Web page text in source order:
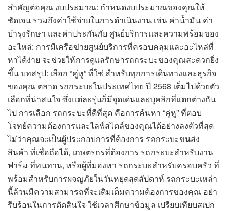
สำคัญต่อคุณ งบประมาณ: กำหนดงบประมาณของคุณให้
ชัดเจน รวมถึงค่าใช้จ่ายในการดำเนินงาน เช่น ค่าน้ำมัน ค่า
บำรุงรักษา และค่าประกันภัย ศูนย์บริการและความพร้อมของ
อะไหล่: การมีเครือข่ายศูนย์บริการที่ครอบคลุมและอะไหล่ที่
หาได้ง่าย จะช่วยให้การดูแลรักษารถกระบะของคุณสะดวกยิ่ง
ขึ้น บทสรุป: เลือก “คู่หู” ที่ใช่ สำหรับทุกการเดินทางและธุรกิจ
ของคุณ ตลาด รถกระบะในประเทศไทย ปี 2568 เต็มไปด้วยตัว
เลือกที่น่าสนใจ ซึ่งแต่ละรุ่นก็มีจุดเด่นและบุคลิกที่แตกต่างกัน
ไป การเลือก รถกระบะที่ดีที่สุด คือการค้นหา “คู่หู” ที่ตอบ
โจทย์ความต้องการและไลฟ์สไตล์ของคุณได้อย่างลงตัวที่สุด
ไม่ว่าคุณจะเป็นผู้ประกอบการที่ต้องการ รถกระบะขนส่ง
สินค้า ที่เชื่อถือได้, เกษตรกรที่ต้องการ รถกระบะสำหรับงาน
ฟาร์ม ที่ทนทาน, หรือผู้ที่มองหา รถกระบะสำหรับครอบครัว ที่
พร้อมสำหรับการผจญภัยในวันหยุดสุดสัปดาห์ รถกระบะเหล่า
นี้ล้วนมีความสามารถที่จะเติมเต็มความต้องการของคุณ อย่า
รีบร้อนในการตัดสินใจ ใช้เวลาศึกษาข้อมูล เปรียบเทียบสเปก